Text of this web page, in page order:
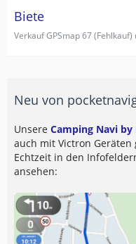
Biete
Verkauf GPSmap 67
Neu von
Unsere Camping Navi
auch mit Victron
Echtzeit in den
ansehen: